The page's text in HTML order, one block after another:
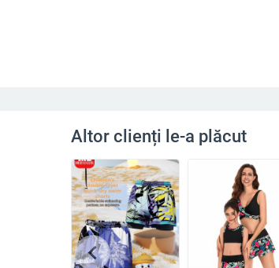
Altor clienți le-a plăcut
chevron_left